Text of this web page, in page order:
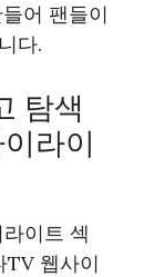
어 팬들이
다.
탐색
라이
이트 섹
TV 웹사이